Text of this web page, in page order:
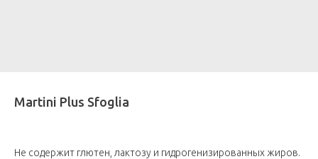
Martini Plus Sfoglia
Не содержит глютен, лактозу и гидрогенизированных жиров.